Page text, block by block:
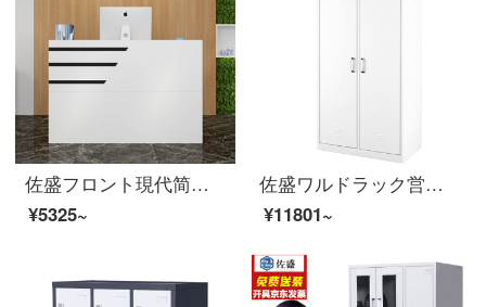
佐盛フロント現代简约カウンターのミニカウンターの服はレジの受付長1.0 m*幅0.38 mです。
¥5325~
佐盛ワルドラック営具寮の兵士のクロークアイテム棚鉄皮ロッカー二ドアの更衣室とトップボックスの厚い営具のカスタマイズ金
¥11801~